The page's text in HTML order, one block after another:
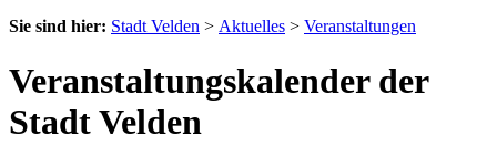
Sie sind hier: Stadt Velden > Aktuelles > Veranstaltungen
Veranstaltungskalender der
Stadt Velden